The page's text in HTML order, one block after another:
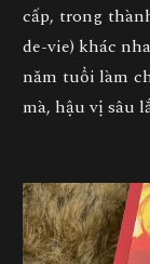
cấp, trong
de-vie) khác
năm tuổi làm
mà, hậu vị sâu